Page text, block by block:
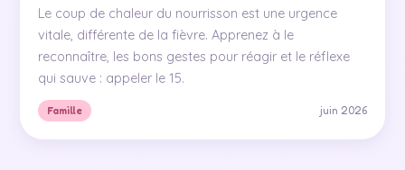
Le coup de chaleur du nourrisson est une urgence
vitale, différente de la fièvre. Apprenez à le
reconnaître, les bons gestes pour réagir et le réflexe
qui sauve : appeler le 15.
Famille juin 2026